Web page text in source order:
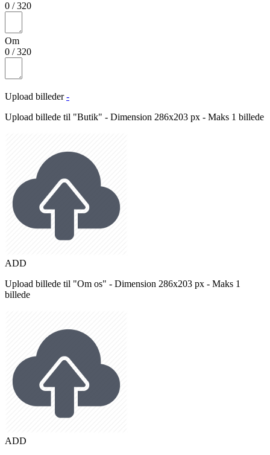
0 /320
Om
0 /320
Upload billeder -
Upload billede til "Butik" - Dimension 286x203 px - Maks 1 billede
ADD
Upload billede til "Om os" - Dimension 286x203 px - Maks 1
billede
ADD